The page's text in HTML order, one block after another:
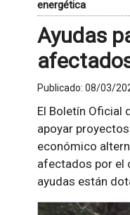
energética
Ayudas
Publicado: 08/03/
El Boletín Oficial
apoyar
económico
afectados por el
ayudas están